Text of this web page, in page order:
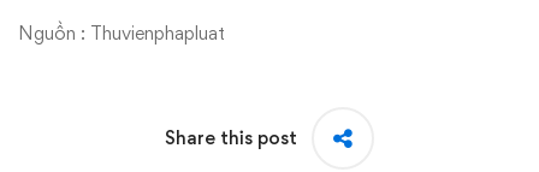
Nguồn : Thuvienphapluat
Share this post